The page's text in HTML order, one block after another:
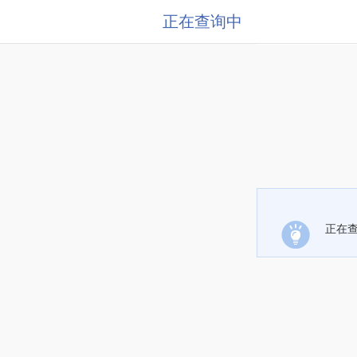
正在查询中
正在